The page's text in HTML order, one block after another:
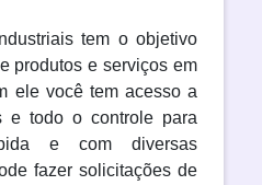
tem o objetivo
produtos e serviços em
ele você tem acesso a
e todo o controle para
e com diversas
fazer solicitações de